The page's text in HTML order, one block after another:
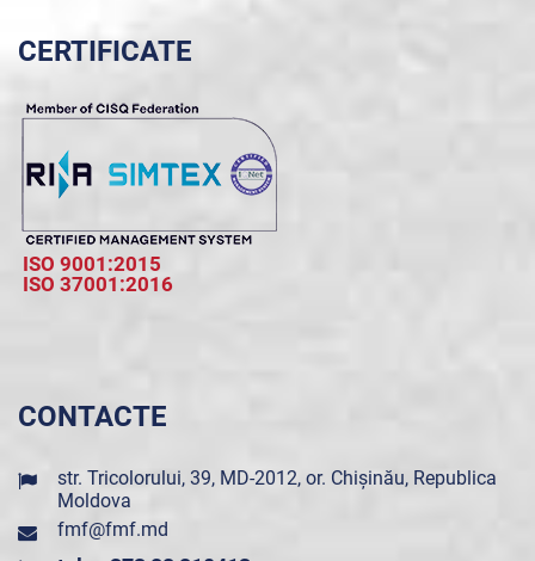
CERTIFICATE
ISO 9001:2015
ISO 37001:2016
CONTACTE
str. Tricolorului, 39, MD-2012, or. Chișinău, Republica
Moldova
fmf@fmf.md